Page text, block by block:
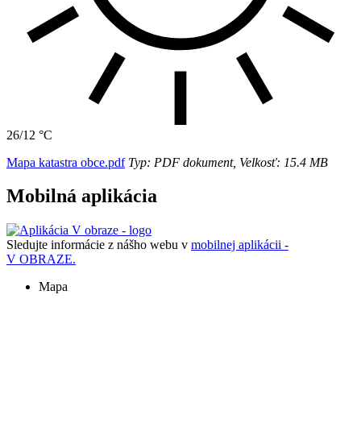
26/12 °C
Mapa katastra obce.pdfTyp: PDF dokument, Velkosť: 15.4 MB
Mobilná aplikácia
Sledujte informácie z nášho webu v mobilnej aplikácii -
V OBRAZE.
Mapa